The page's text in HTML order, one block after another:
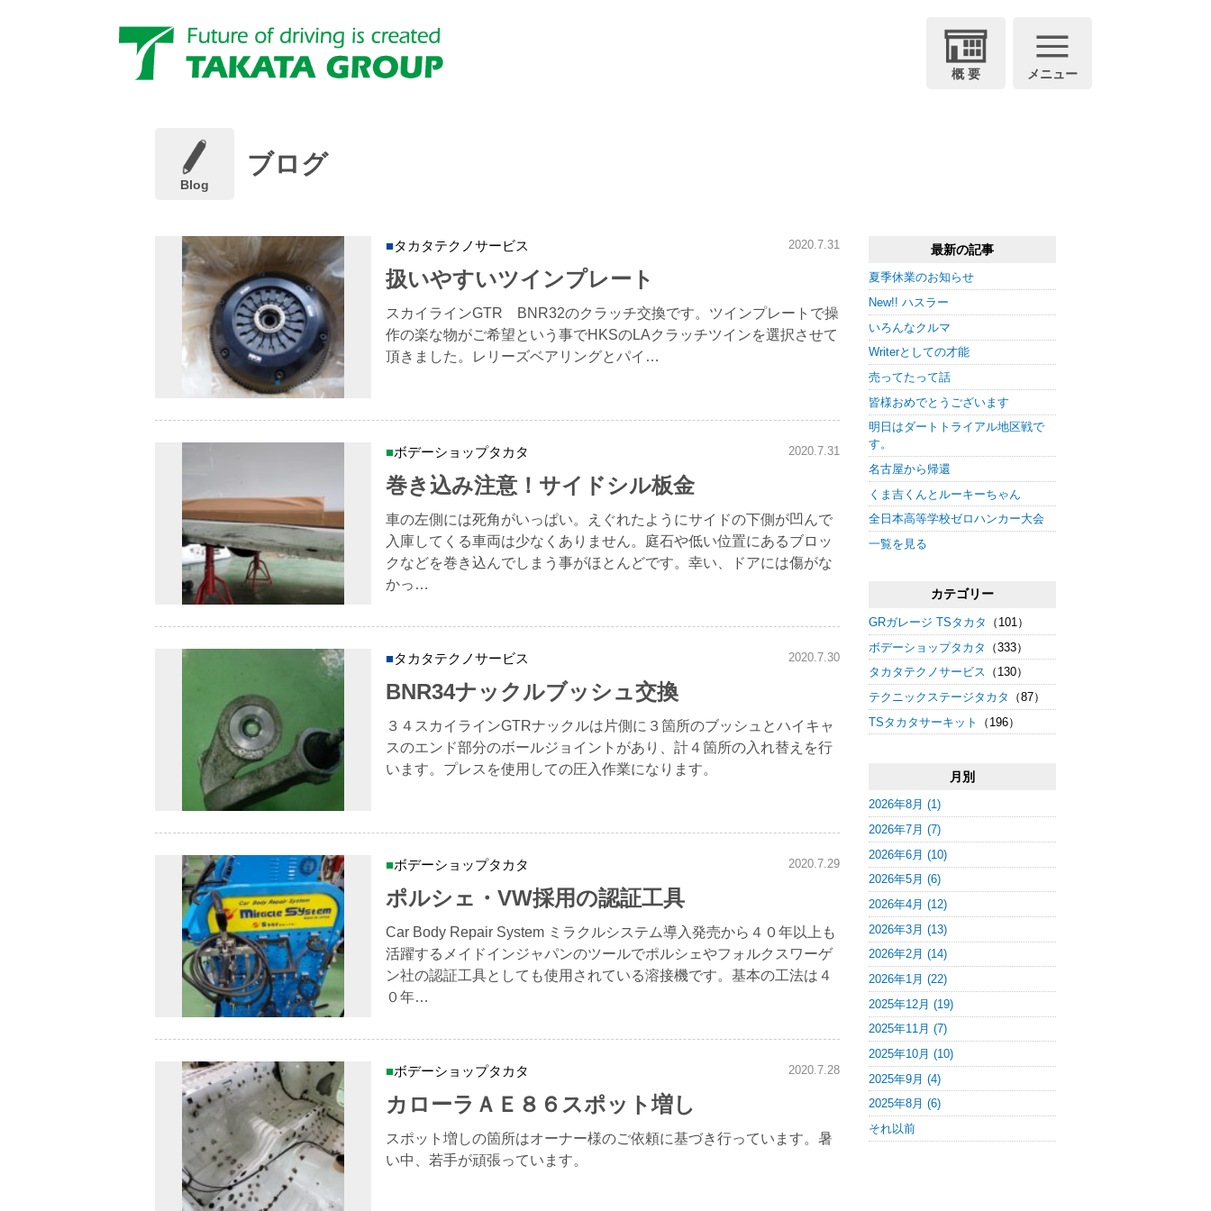
概 要 メニュー
Blog
ブログ
タカタテクノサービス 2020.7.31
扱いやすいツインプレート
スカイラインGTR BNR32のクラッチ交換です。ツインプレートで操
作の楽な物がご希望という事でHKSのLAクラッチツインを選択させて
頂きました。レリーズベアリングとパイ…
ボデーショップタカタ 2020.7.31
巻き込み注意！サイドシル板金
車の左側には死角がいっぱい。えぐれたようにサイドの下側が凹んで
入庫してくる車両は少なくありません。庭石や低い位置にあるブロッ
クなどを巻き込んでしまう事がほとんどです。幸い、ドアには傷がな
かっ…
タカタテクノサービス 2020.7.30
BNR34ナックルブッシュ交換
３４スカイラインGTRナックルは片側に３箇所のブッシュとハイキャ
スのエンド部分のボールジョイントがあり、計４箇所の入れ替えを行
います。プレスを使用しての圧入作業になります。
ボデーショップタカタ 2020.7.29
ポルシェ・VW採用の認証工具
Car Body Repair System ミラクルシステム導入発売から４０年以上も
活躍するメイドインジャパンのツールでポルシェやフォルクスワーゲ
ン社の認証工具としても使用されている溶接機です。基本の工法は４
０年…
ボデーショップタカタ 2020.7.28
カローラＡＥ８６スポット増し
スポット増しの箇所はオーナー様のご依頼に基づき行っています。暑
い中、若手が頑張っています。
最新の記事
夏季休業のお知らせ
New!! ハスラー
いろんなクルマ
Writerとしての才能
売ってたって話
皆様おめでとうございます
明日はダートトライアル地区戦で
す。
名古屋から帰還
くま吉くんとルーキーちゃん
全日本高等学校ゼロハンカー大会
一覧を見る
カテゴリー
GRガレージ TSタカタ
（101）
ボデーショップタカタ
（333）
タカタテクノサービス （130）
テクニックステージタカタ
（87）
TSタカタサーキット
（196）
月別
2026年8月 (1)
2026年7月 (7)
2026年6月 (10)
2026年5月 (6)
2026年4月 (12)
2026年3月 (13)
2026年2月 (14)
2026年1月 (22)
2025年12月 (19)
2025年11月 (7)
2025年10月 (10)
2025年9月 (4)
2025年8月 (6)
それ以前